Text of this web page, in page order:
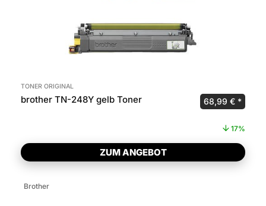
TONER ORIGINAL
brother TN-248Y gelb Toner Ursprünglicher
68,99 €
17%
ZUM ANGEBOT
Brother